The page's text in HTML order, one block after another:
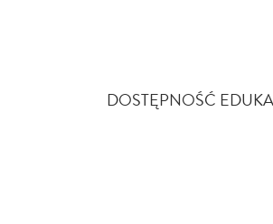
DOSTĘPNOŚĆ